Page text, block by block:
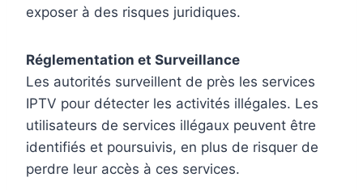
exposer à des risques juridiques.
Réglementation et Surveillance
Les autorités surveillent de près les services
IPTV pour détecter les activités illégales. Les
utilisateurs de services illégaux peuvent être
identifiés et poursuivis, en plus de risquer de
perdre leur accès à ces services.